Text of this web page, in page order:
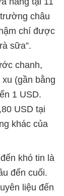
châu
chí được
sữa”.
chanh,
(gần bằng
1 USD.
USD tại
khác của
khó tin là
đến cuối.
liệu đến